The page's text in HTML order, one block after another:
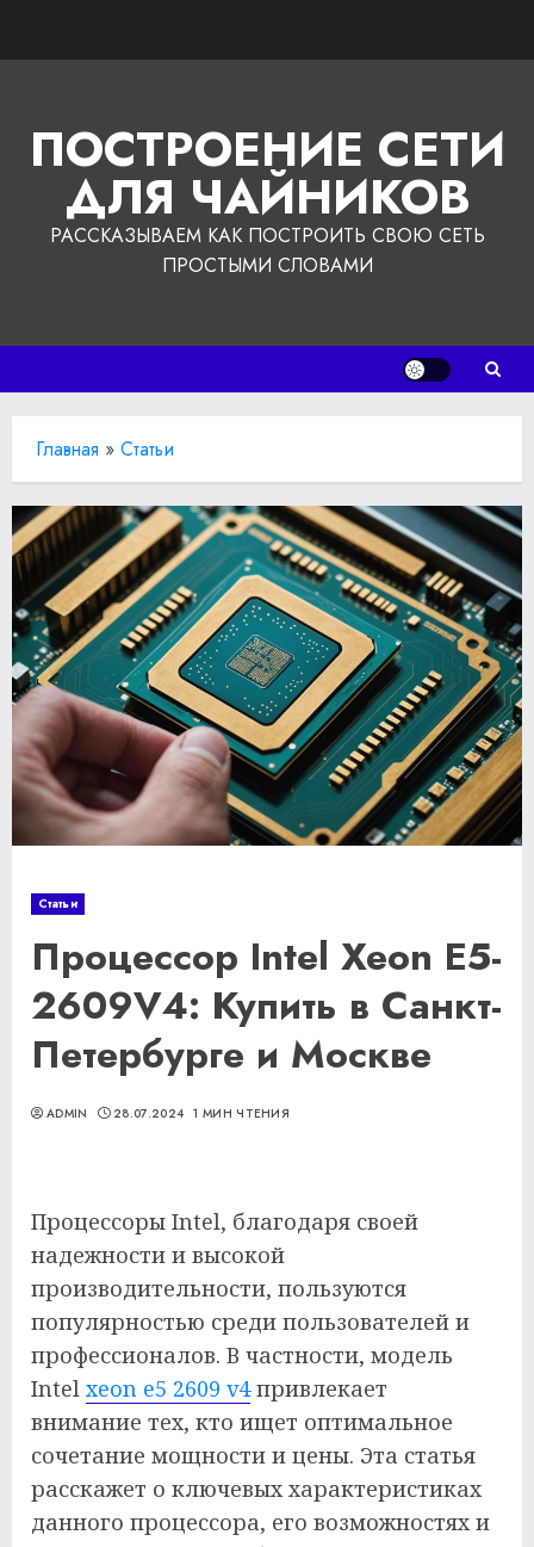
ПОСТРОЕНИЕ СЕТИ
ДЛЯ ЧАЙНИКОВ
РАССКАЗЫВАЕМ КАК ПОСТРОИТЬ СВОЮ СЕТЬ
ПРОСТЫМИ СЛОВАМИ
Главная » Статьи
Статьи
Процессор Intel Xeon E5-
2609V4: Купить в Санкт-
Петербурге и Москве
ADMIN 28.07.2024 1 МИН ЧТЕНИЯ
Процессоры Intel, благодаря своей
надежности и высокой
производительности, пользуются
популярностью среди пользователей и
профессионалов. В частности, модель
Intelxeon e5 2609 v4привлекает
внимание тех, кто ищет оптимальное
сочетание мощности и цены. Эта статья
расскажет о ключевых характеристиках
данного процессора, его возможностях и